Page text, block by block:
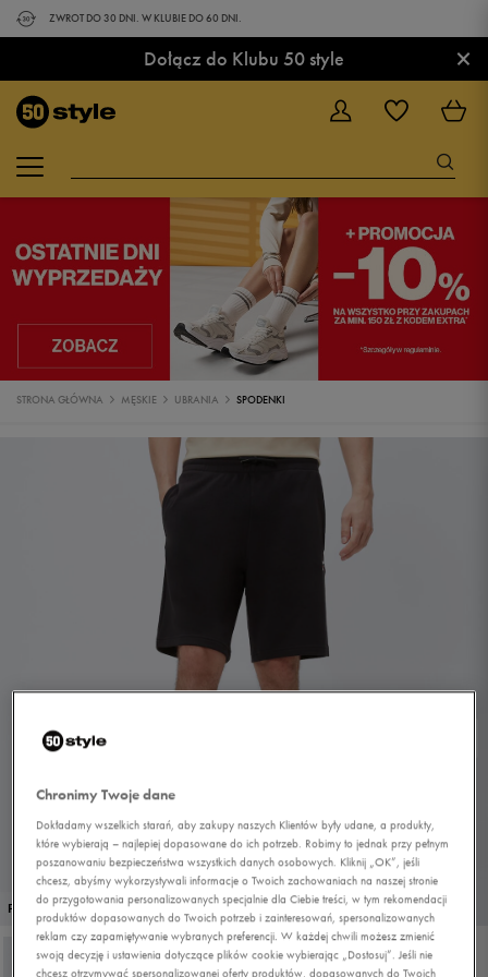
ZWROT DO 30 DNI. W KLUBIE DO 60 DNI.
Dołącz do Klubu 50 style ×
STRONA GŁÓWNA MĘSKIE UBRANIA SPODENKI
PROMO: DO -30% 1/4
Chronimy Twoje dane
Dokładamy wszelkich starań, aby zakupy naszych Klientów były udane, a produkty,
które wybierają – najlepiej dopasowane do ich potrzeb. Robimy to jednak przy pełnym
poszanowaniu bezpieczeństwa wszystkich danych osobowych. Kliknij „OK”, jeśli
chcesz, abyśmy wykorzystywali informacje o Twoich zachowaniach na naszej stronie
do przygotowania personalizowanych specjalnie dla Ciebie treści, w tym rekomendacji
produktów dopasowanych do Twoich potrzeb i zainteresowań, spersonalizowanych
reklam czy zapamiętywanie wybranych preferencji. W każdej chwili możesz zmienić
swoją decyzję i ustawienia dotyczące plików cookie wybierając „Dostosuj”. Jeśli nie
chcesz otrzymywać spersonalizowanej oferty produktów, dopasowanych do Twoich